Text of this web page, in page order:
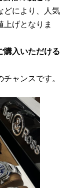
どにより、人気
上げとなりま
購入いただける
ャンスです。